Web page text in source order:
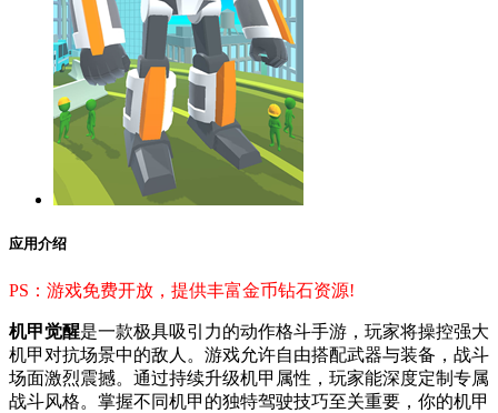
应用介绍
PS：游戏免费开放，提供丰富金币钻石资源!
机甲觉醒是一款极具吸引力的动作格斗手游，玩家将操控强大
机甲对抗场景中的敌人。游戏允许自由搭配武器与装备，战斗
场面激烈震撼。通过持续升级机甲属性，玩家能深度定制专属
战斗风格。掌握不同机甲的独特驾驶技巧至关重要，你的机甲